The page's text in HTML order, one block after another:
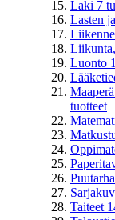
Laki 7
Lasten
Luonto
tuotteet
Taiteet